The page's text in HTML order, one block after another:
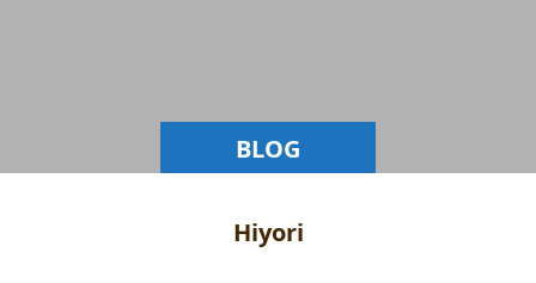
BLOG
Hiyori